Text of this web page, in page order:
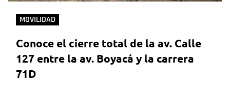
MOVILIDAD
Conoce el cierre total de la av. Calle
127 entre la av. Boyacá y la carrera
71D